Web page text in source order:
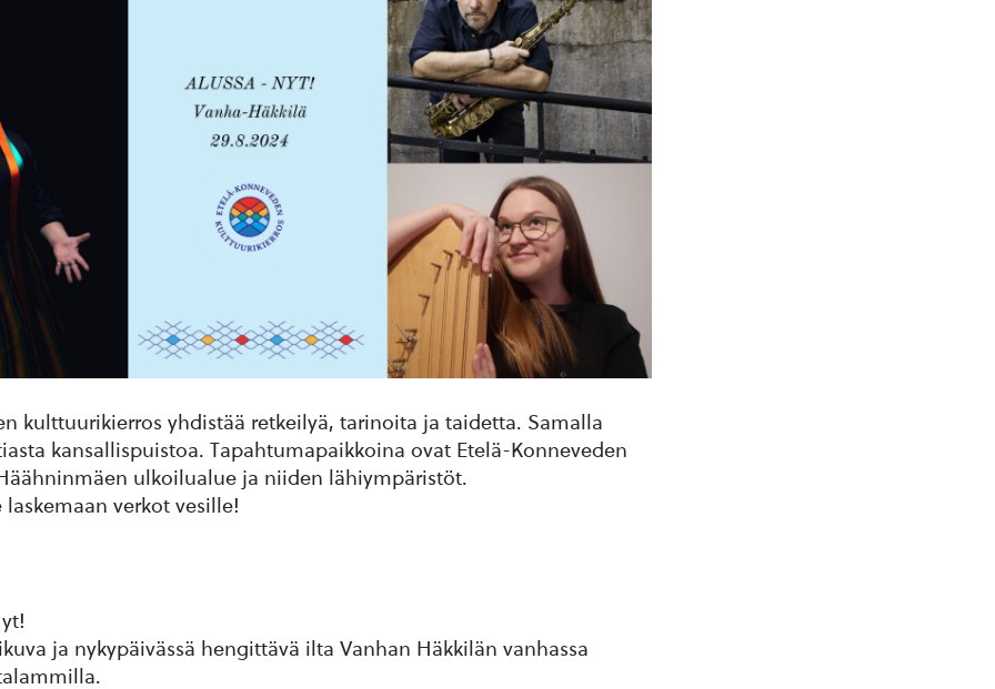
kulttuurikierros yhdistää retkeilyä, tarinoita ja taidetta. Samalla
kansallispuistoa. Tapahtumapaikkoina ovat Etelä-Konneveden
ulkoilualue ja niiden lähiympäristöt.
laskemaan verkot vesille!
ja nykypäivässä hengittävä ilta Vanhan Häkkilän vanhassa